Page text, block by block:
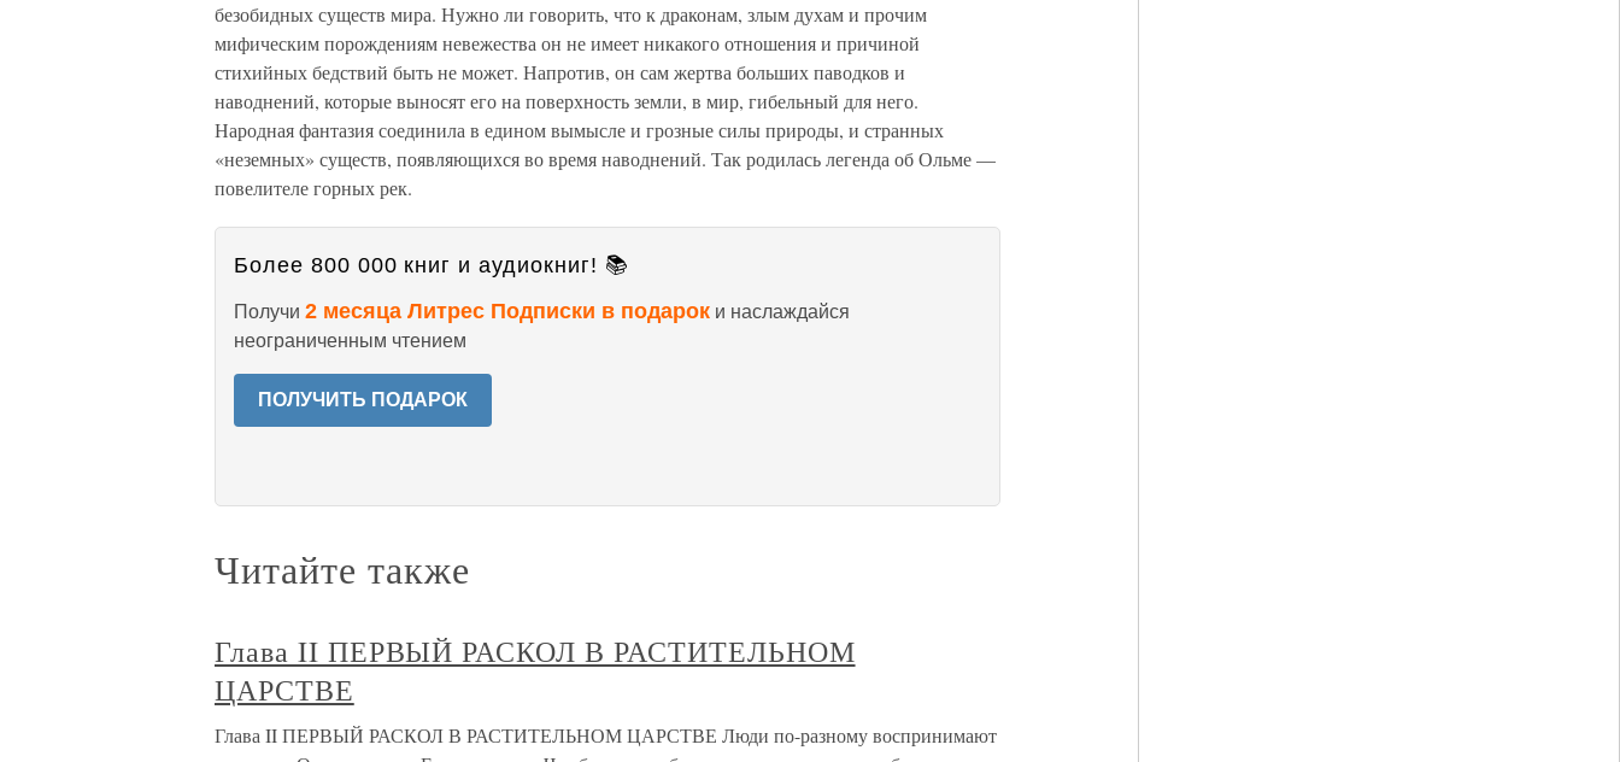
безобидных существ мира. Нужно ли говорить, что к драконам, злым духам и прочим
мифическим порождениям невежества он не имеет никакого отношения и причиной
стихийных бедствий быть не может. Напротив, он сам жертва больших паводков и
наводнений, которые выносят его на поверхность земли, в мир, гибельный для него.
Народная фантазия соединила в едином вымысле и грозные силы природы, и странных
«неземных» существ, появляющихся во время наводнений. Так родилась легенда об Ольме —
повелителе горных рек.
Более 800 000 книг и аудиокниг! 📚
Получи 2 месяца Литрес Подписки в подарок и наслаждайся
неограниченным чтением
ПОЛУЧИТЬ ПОДАРОК
Читайте также
Глава II ПЕРВЫЙ РАСКОЛ В РАСТИТЕЛЬНОМ
ЦАРСТВЕ
Глава II ПЕРВЫЙ РАСКОЛ В РАСТИТЕЛЬНОМ ЦАРСТВЕ Люди по-разному воспринимают